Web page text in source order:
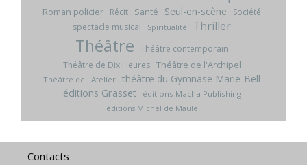
Roman policier Récit Santé Seul-en-scène
Société
spectacle musical
Spiritualité Thriller
Théâtre Théâtre contemporain
Théâtre de Dix Heures Théâtre de l'Archipel
Théâtre de l'Atelier théâtre du Gymnase Marie-Bell
éditions Grasset
éditions Macha Publishing
éditions Michel de Maule
Contacts